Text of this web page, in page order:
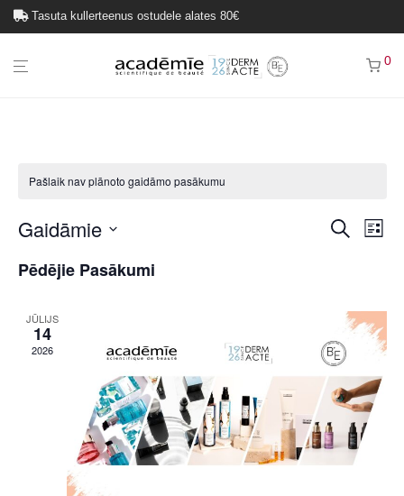
Tasuta kullerteenus ostudele alates 80€
0
Pašlaik nav plānoto gaidāmo pasākumu
pa
Meklēt
Gaidāmie
datumu.
Pēdējie Pasākumi
JŪLIJS
14
2026